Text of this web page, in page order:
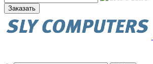
Заказать